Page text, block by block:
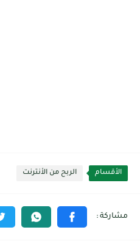
الأقسام الربح من الأنترنت